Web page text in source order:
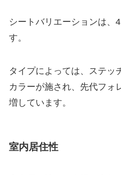
シートバリエーションは、
す。
タイプによっては、ステッ
カラーが施され、先代フォ
増しています。
室内居住性